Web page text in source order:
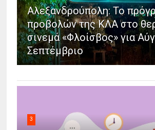
Αλεξανδρούπολη: Το
προβολών της ΚΛΑ στο
σινεμά «Φλοίσβος» για
Σεπτέμβριο
3